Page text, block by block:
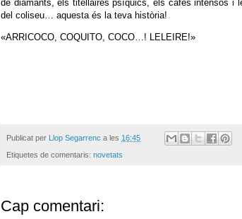
de diamants, els titellaires psíquics, els cafès intensos i
del coliseu… aquesta és la teva història!
«ARRICOCO, COQUITO, COCO…! LELEIRE!»
Publicat per Llop Segarrenc a les 16:45
Etiquetes de comentaris: novetats
Cap comentari: